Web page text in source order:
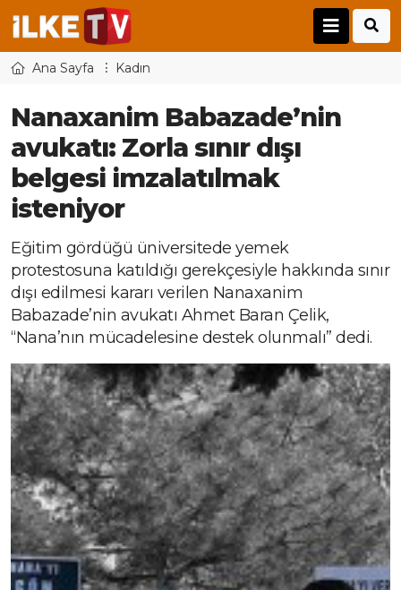
Ana Sayfa Kadın
Nanaxanim Babazade’nin
avukatı: Zorla sınır dışı
belgesi imzalatılmak
isteniyor
Eğitim gördüğü üniversitede yemek
protestosuna katıldığı gerekçesiyle hakkında sınır
dışı edilmesi kararı verilen Nanaxanim
Babazade’nin avukatı Ahmet Baran Çelik,
“Nana’nın mücadelesine destek olunmalı” dedi.